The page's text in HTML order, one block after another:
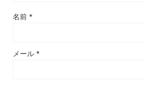
名前 *
メール *